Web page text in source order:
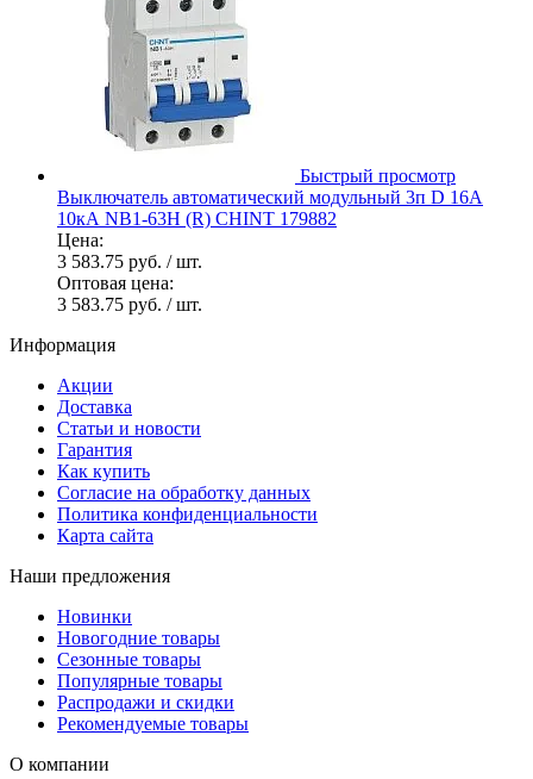
Быстрый просмотр
Выключатель автоматический модульный 3п D 16А
10кА NB1-63H (R) CHINT 179882
Цена:
3 583.75 руб. / шт.
Оптовая цена:
3 583.75 руб. / шт.
Информация
Акции
Доставка
Статьи и новости
Гарантия
Как купить
Согласие на обработку данных
Политика конфиденциальности
Карта сайта
Наши предложения
Новинки
Новогодние товары
Сезонные товары
Популярные товары
Распродажи и скидки
Рекомендуемые товары
О компании